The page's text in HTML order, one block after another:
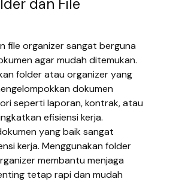
dan File
file organizer sangat berguna
agar mudah ditemukan.
folder atau organizer yang
dokumen
seperti laporan, kontrak, atau
efisiensi kerja.
yang baik sangat
kerja. Menggunakan folder
membantu menjaga
tetap rapi dan mudah